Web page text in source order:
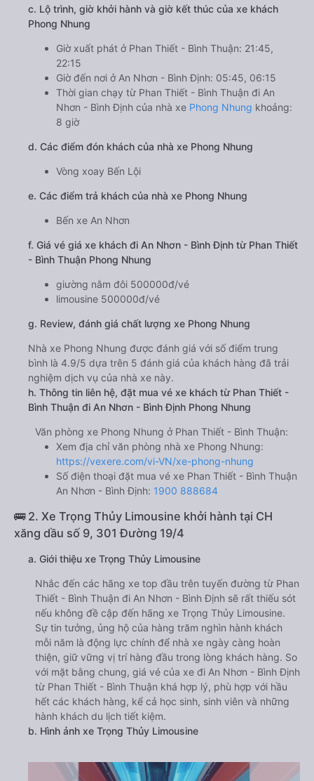
c. Lộ trình, giờ khởi hành và giờ kết thúc của xe khách
Phong Nhung
Giờ xuất phát ở Phan Thiết - Bình Thuận: 21:45,
22:15
Giờ đến nơi ở An Nhơn - Bình Định: 05:45, 06:15
Thời gian chạy từ Phan Thiết - Bình Thuận đi An
Nhơn - Bình Định của nhà xe Phong Nhung khoảng:
8 giờ
d. Các điểm đón khách của nhà xe Phong Nhung
Vòng xoay Bến Lội
e. Các điểm trả khách của nhà xe Phong Nhung
Bến xe An Nhơn
f. Giá vé giá xe khách đi An Nhơn - Bình Định từ Phan Thiết
- Bình Thuận Phong Nhung
giường nằm đôi 500000đ/vé
limousine 500000đ/vé
g. Review, đánh giá chất lượng xe Phong Nhung
Nhà xe Phong Nhung được đánh giá với số điểm trung
bình là 4.9/5 dựa trên 5 đánh giá của khách hàng đã trải
nghiệm dịch vụ của nhà xe này.
h. Thông tin liên hệ, đặt mua vé xe khách từ Phan Thiết -
Bình Thuận đi An Nhơn - Bình Định Phong Nhung
Văn phòng xe Phong Nhung ở Phan Thiết - Bình Thuận:
Xem địa chỉ văn phòng nhà xe Phong Nhung:
https://vexere.com/vi-VN/xe-phong-nhung
Số điện thoại đặt mua vé xe Phan Thiết - Bình Thuận
An Nhơn - Bình Định: 1900 888684
🚌 2. Xe Trọng Thủy Limousine khởi hành tại CH
xăng dầu số 9, 301 Đường 19/4
a. Giới thiệu xe Trọng Thủy Limousine
Nhắc đến các hãng xe top đầu trên tuyến đường từ Phan
Thiết - Bình Thuận đi An Nhơn - Bình Định sẽ rất thiếu sót
nếu không đề cập đến hãng xe Trọng Thủy Limousine.
Sự tin tưởng, ủng hộ của hàng trăm nghìn hành khách
mỗi năm là động lực chính để nhà xe ngày càng hoàn
thiện, giữ vững vị trí hàng đầu trong lòng khách hàng. So
với mặt bằng chung, giá vé của xe đi An Nhơn - Bình Định
từ Phan Thiết - Bình Thuận khá hợp lý, phù hợp với hầu
hết các khách hàng, kể cả học sinh, sinh viên và những
hành khách du lịch tiết kiệm.
b. Hình ảnh xe Trọng Thủy Limousine